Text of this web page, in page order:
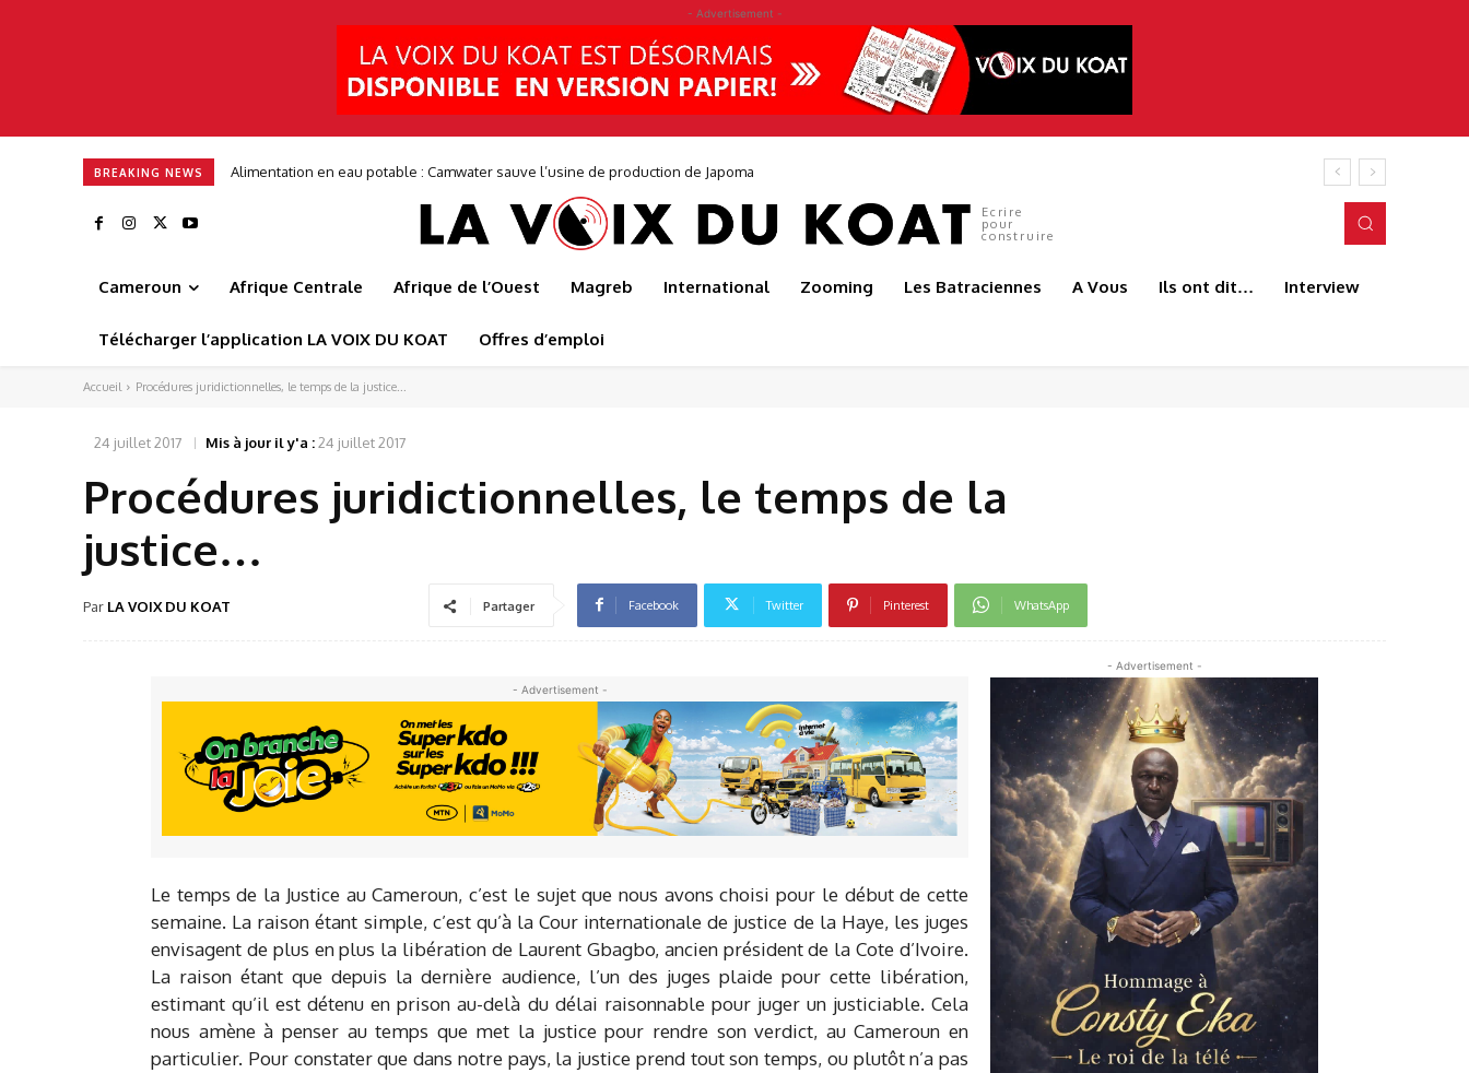
- Advertisement -
BREAKING NEWS Alimentation en eau potable : Camwater sauve l’usine de production de Japoma
Ecrire
pour
construire
Cameroun Afrique Centrale Afrique de l’Ouest Magreb International Zooming Les Batraciennes A Vous Ils ont dit… Interview
Télécharger l’application LA VOIX DU KOAT Offres d’emploi
Accueil Procédures juridictionnelles, le temps de la justice...
24 juillet 2017 Mis à jour il y'a :24 juillet 2017
Procédures juridictionnelles, le temps de la
justice…
Par LA VOIX DU KOAT Partager Facebook Twitter Pinterest WhatsApp
- Advertisement -
Le temps de la Justice au Cameroun, c’est le sujet que nous avons choisi pour le début de cette
semaine. La raison étant simple, c’est qu’à la Cour internationale de justice de la Haye, les juges
envisagent de plus en plus la libération de Laurent Gbagbo, ancien président de la Cote d’Ivoire.
La raison étant que depuis la dernière audience, l’un des juges plaide pour cette libération,
estimant qu’il est détenu en prison au-delà du délai raisonnable pour juger un justiciable. Cela
nous amène à penser au temps que met la justice pour rendre son verdict, au Cameroun en
particulier. Pour constater que dans notre pays, la justice prend tout son temps, ou plutôt n’a pas
- Advertisement -